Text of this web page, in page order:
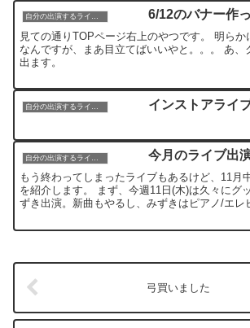
自分の出演するライブ情報 6/12のバナー作
見ての通りTOPページ右上のやつです。 明らか
なんですが、まあ目立てばいいやと。。。 あ、
出ます。
自分の出演するライブ情報 インストアライ
今月のライブ出
もう終わってしまったライブもあるけど、11月
を紹介します。 まず、今週11日(木)は久々にグ
ずき出演。新曲もやるし、みずきはピアノ/エレ
弓買いました